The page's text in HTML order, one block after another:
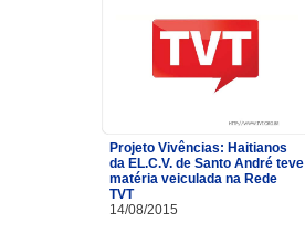
Projeto Vivências: Haitianos
da EL.C.V. de Santo André teve
matéria veiculada na Rede
TVT
14/08/2015